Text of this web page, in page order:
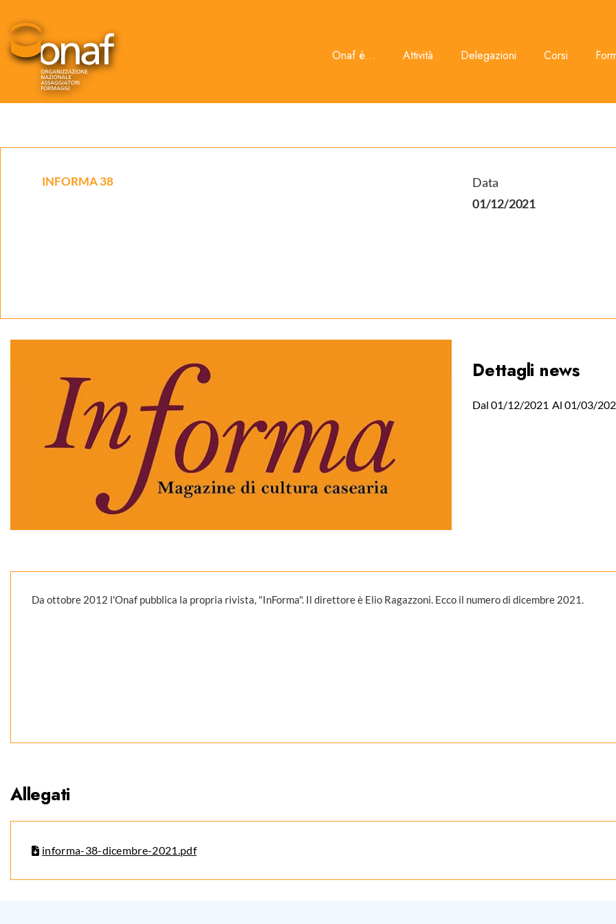
Onaf è... Attività Delegazioni Corsi
INFORMA 38
Data
01/12/2021
Dettagli news
Dal 01/12/2021 Al 01/03/
Da ottobre 2012 l'Onaf pubblica la propria rivista, "InForma". Il direttore è Elio Ragazzoni. Ecco il numero di dicembre 2021.
Allegati
informa-38-dicembre-2021.pdf